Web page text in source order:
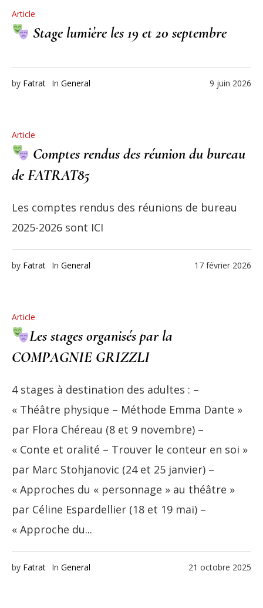
Article
Stage lumière les 19 et 20 septembre
9 juin 2026
by Fatrat In General
Article
Comptes rendus des réunion du bureau
de FATRAT85
Les comptes rendus des réunions de bureau
2025-2026 sont ICI
17 février 2026
by Fatrat In General
Article
Les stages organisés par la
COMPAGNIE GRIZZLI
4 stages à destination des adultes : –
« Théâtre physique – Méthode Emma Dante »
par Flora Chéreau (8 et 9 novembre) –
« Conte et oralité – Trouver le conteur en soi »
par Marc Stohjanovic (24 et 25 janvier) –
« Approches du « personnage » au théâtre »
par Céline Espardellier (18 et 19 mai) –
« Approche du...
21 octobre 2025
by Fatrat In General